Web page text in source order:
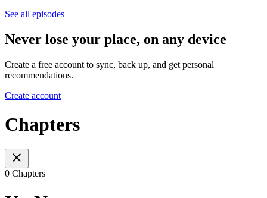
See all episodes
Never lose your place, on any device
Create a free account to sync, back up, and get personal
recommendations.
Create account
Chapters
0 Chapters